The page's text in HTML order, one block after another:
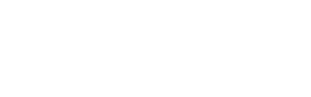
amigo
o autor da receita
receita? Compartilhe